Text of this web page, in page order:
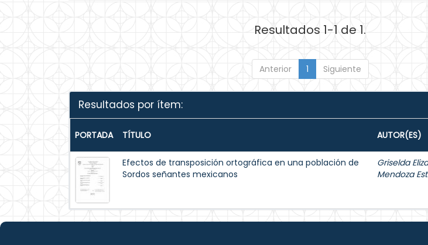
Resultados 1-1 de 1.
Anterior 1 Siguiente
Resultados por ítem:
PORTADA TÍTULO AUTOR(ES)
Efectos de transposición ortográfica en una población de
Sordos señantes mexicanos
Griselda
Mendoza